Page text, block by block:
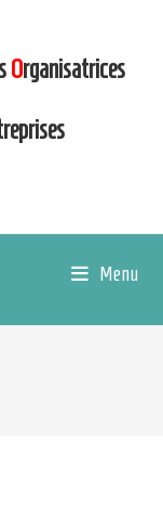
Organisatrices
Menu